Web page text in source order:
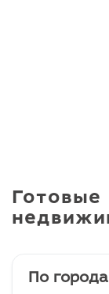
взрослых
Комната
В проекте
36 квартир:
Готовые
По